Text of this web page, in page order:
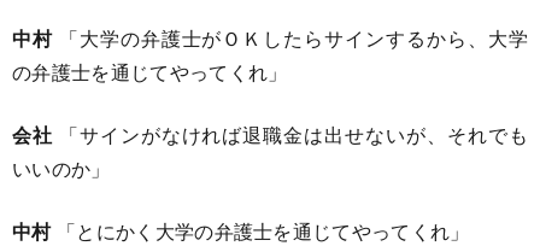
中村「大学の弁護士がＯＫしたらサインするから、大学
の弁護士を通じてやってくれ」
会社 「サインがなければ退職金は出せないが、それでも
いいのか」
中村「とにかく大学の弁護士を通じてやってくれ」